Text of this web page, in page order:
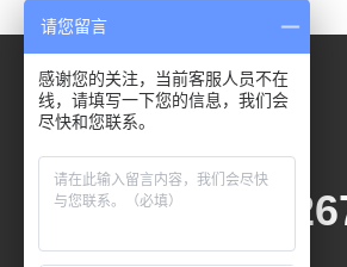
contact us
Unified national service hotline
0755-
请您留言
感谢您的关注，当前客服人员不在
线，请填写一下您的信息，我们会
尽快和您联系。